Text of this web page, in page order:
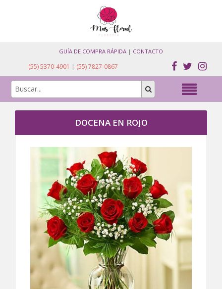
GUÍA DE COMPRA RÁPIDA | CONTACTO
(55) 5370-4901 | (55) 7827-0867
DOCENA EN ROJO